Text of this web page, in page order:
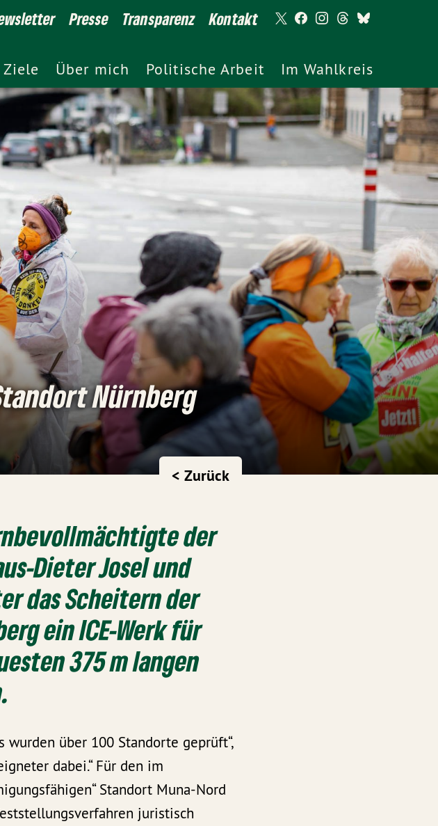
Presse Transparenz Kontakt
Über mich Politische Arbeit Im Wahlkreis
Nürnberg
< Zurück
der
Dieter Josel und
das Scheitern der
ein ICE-Werk für
375 m langen
wurden über 100 Standorte geprüft“,
dabei.“ Für den im
Standort Muna-Nord
juristisch